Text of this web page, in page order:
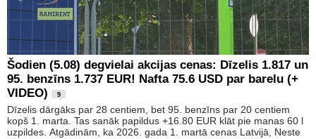
Šodien (5.08) degvielai akcijas cenas: Dīzelis 1.817 un
95. benzīns 1.737 EUR! Nafta 75.6 USD par barelu (+
VIDEO)
9
Dīzelis dārgāks par 28 centiem, bet 95. benzīns par 20 centiem
kopš 1. marta. Tas sanāk papildus +16.80 EUR klāt pie manas 60 l
uzpildes. Atgādinām, ka 2026. gada 1. martā cenas Latvijā, Neste